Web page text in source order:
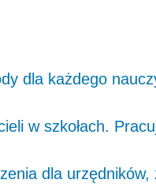
dla każdego
w szkołach.
dla urzędników,